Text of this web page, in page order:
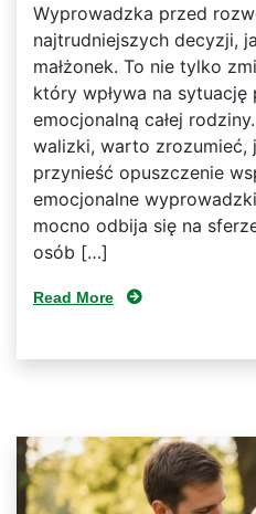
Wyprowadzka przed
najtrudniejszych decyzji,
małżonek. To nie tylko
który wpływa na sytuację
emocjonalną całej
walizki, warto zrozumieć,
przynieść opuszczenie
emocjonalne
mocno odbija się na
osób […]
Read More